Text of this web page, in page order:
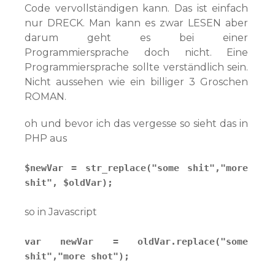
Code vervollständigen kann. Das ist einfach
nur DRECK. Man kann es zwar LESEN aber
darum geht es bei einer
Programmiersprache doch nicht. Eine
Programmiersprache sollte verständlich sein.
Nicht aussehen wie ein billiger 3 Groschen
ROMAN.
oh und bevor ich das vergesse so sieht das in
PHP aus
$newVar = str_replace("some shit","more
shit", $oldVar);
so in Javascript
var newVar = oldVar.replace("some
shit","more shot");